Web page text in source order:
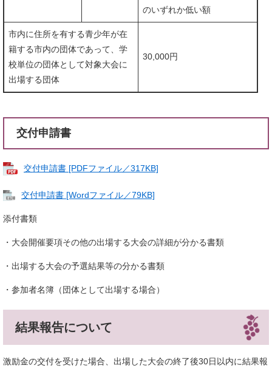
のいずれか低い額
市内に住所を有する青少年が在
籍する市内の団体であって、学
校単位の団体として対象大会に
出場する団体
30,000円
交付申請書
交付申請書 [PDFファイル／317KB]
交付申請書 [Wordファイル／79KB]
添付書類
・大会開催要項その他の出場する大会の詳細が分かる書類
・出場する大会の予選結果等の分かる書類
・参加者名簿（団体として出場する場合）
結果報告について
激励金の交付を受けた場合、出場した大会の終了後30日以内に結果報